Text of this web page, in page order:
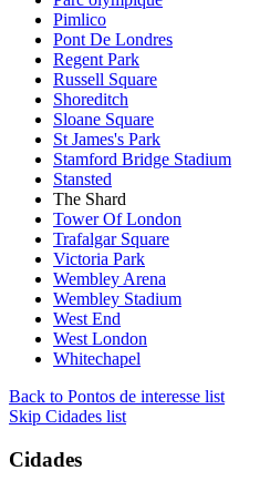
Pimlico
Pont De Londres
Regent Park
Russell Square
Shoreditch
Sloane Square
St James's Park
Stamford Bridge Stadium
Stansted
The Shard
Tower Of London
Trafalgar Square
Victoria Park
Wembley Arena
Wembley Stadium
West End
West London
Whitechapel
Back to Pontos de interesse list
Skip Cidades list
Cidades